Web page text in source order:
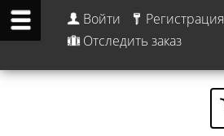
Войти
Регистрация
Отследить заказ